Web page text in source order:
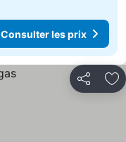
Consulter les prix
Partager